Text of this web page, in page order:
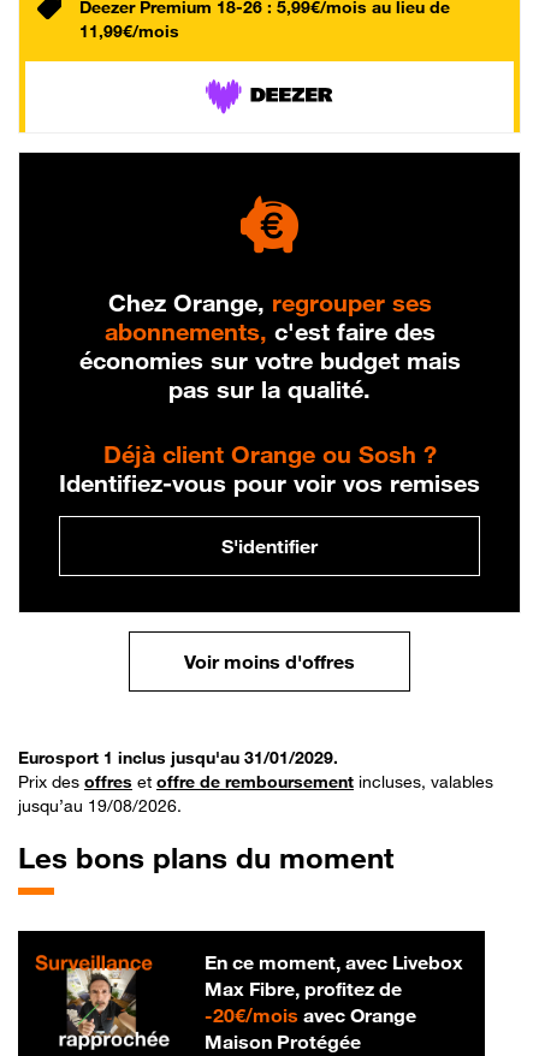
Deezer Premium 18-26 : 5,99€/mois au lieu de
11,99€/mois
Chez Orange, regrouper ses
abonnements, c'est faire des
économies sur votre budget mais
pas sur la qualité.
Déjà client Orange ou Sosh ?
Identifiez-vous pour voir vos remises
S'identifier
Voir moins d'offres
Eurosport 1 inclus jusqu'au 31/01/2029.
Prix des offres et offre de remboursement incluses, valables
jusqu’au 19/08/2026.
Les bons plans du moment
En ce moment, avec Livebox
Max Fibre, profitez de
-20€/mois20 € par mois
avec Orange
Maison Protégée